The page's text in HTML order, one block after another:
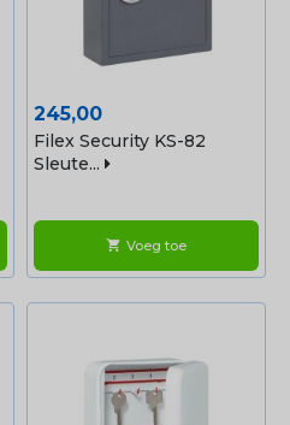
Prijs
245,00
Filex Security KS-82
Sleute...
shopping_cart Voeg toe